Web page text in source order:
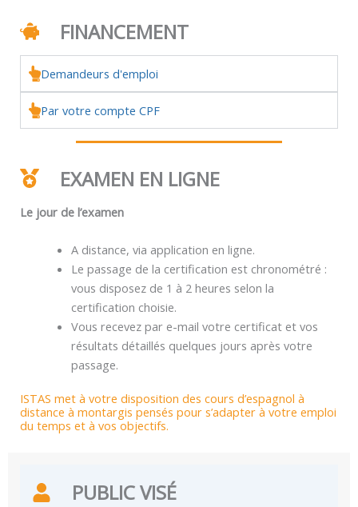
FINANCEMENT
Demandeurs d'emploi
Par votre compte CPF
EXAMEN EN LIGNE
Le jour de l’examen
A distance, via application en ligne.
Le passage de la certification est chronométré :
vous disposez de 1 à 2 heures selon la
certification choisie.
Vous recevez par e-mail votre certificat et vos
résultats détaillés quelques jours après votre
passage.
ISTAS met à votre disposition des cours d’espagnol à
distance à montargis pensés pour s’adapter à votre emploi
du temps et à vos objectifs.
PUBLIC VISÉ